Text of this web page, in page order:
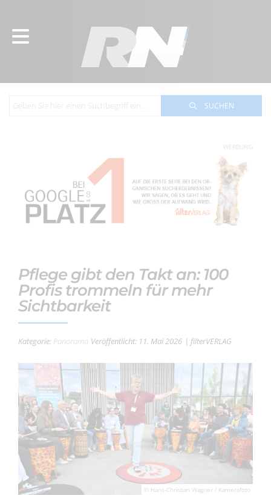
SUCHEN
WERBUNG
Pflege gibt den Takt an: 100
Profis trommeln für mehr
Sichtbarkeit
Kategorie: Panorama Veröffentlicht: 11. Mai 2026 | filterVERLAG
© Hans-Christian Wagner / Kamerafoto